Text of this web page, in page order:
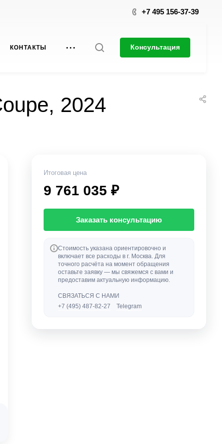
+7 495 156-37-39
КОНТАКТЫ Консультация
2024
Итоговая цена
9 761 035 ₽
Заказать консультацию
Стоимость указана ориентировочно и
включает все расходы в г. Москва. Для
точного расчёта на момент обращения
оставьте заявку — мы свяжемся с вами и
предоставим актуальную информацию.
СВЯЗАТЬСЯ С НАМИ
+7 (495) 487-82-27
Telegram